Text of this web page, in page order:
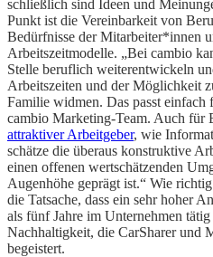
schließlich sind Ideen und
Punkt ist die Vereinbarkeit von
Bedürfnisse der Mitarbeiter*innen
Arbeitszeitmodelle. „Bei cambio
Stelle beruflich weiterentwickeln
Arbeitszeiten und der Möglichkeit
Familie widmen. Das passt einfach
cambio Marketing-Team. Auch für
attraktiver Arbeitgeber, wie
schätze die überaus konstruktive
einen offenen wertschätzenden
Augenhöhe geprägt ist.“ Wie
die Tatsache, dass ein sehr hoher
als fünf Jahre im Unternehmen
Nachhaltigkeit, die CarSharer und
begeistert.